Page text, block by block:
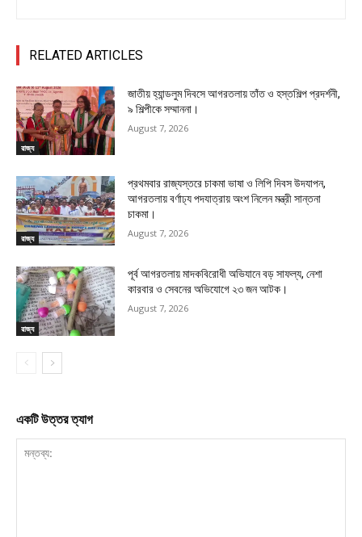
RELATED ARTICLES
রাজ্য
জাতীয় হ্যান্ডলুম দিবসে আগরতলায় তাঁত ও হস্তশিল্প প্রদর্শনী,
৯ শিল্পীকে সম্মাননা।
August 7, 2026
রাজ্য
প্রথমবার রাজ্যস্তরে চাকমা ভাষা ও লিপি দিবস উদযাপন,
আগরতলায় বর্ণাঢ্য পদযাত্রায় অংশ নিলেন মন্ত্রী সান্তনা
চাকমা।
August 7, 2026
রাজ্য
পূর্ব আগরতলায় মাদকবিরোধী অভিযানে বড় সাফল্য, নেশা
কারবার ও সেবনের অভিযোগে ২৩ জন আটক।
August 7, 2026
একটি উত্তর ত্যাগ